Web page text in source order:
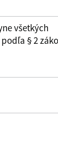
všetkých
§ 2